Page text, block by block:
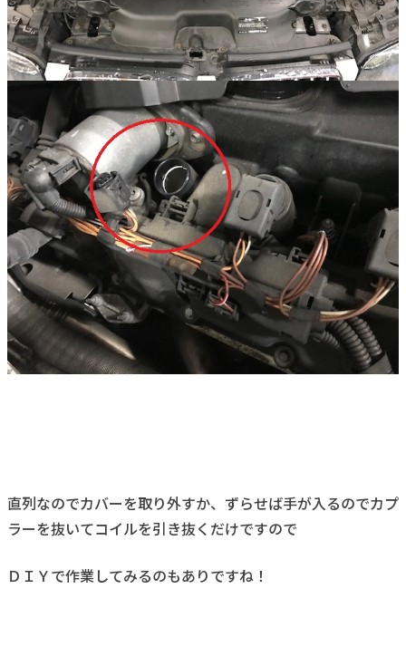
直列なのでカバーを取り外すか、ずらせば手が入るのでカプ
ラーを抜いてコイルを引き抜くだけですので
ＤＩＹで作業してみるのもありですね！